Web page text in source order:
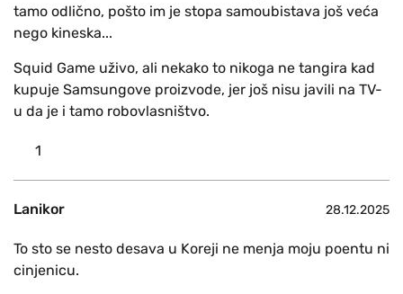
tamo odlično, pošto im je stopa samoubistava još veća
nego kineska...
Squid Game uživo, ali nekako to nikoga ne tangira kad
kupuje Samsungove proizvode, jer još nisu javili na TV-
u da je i tamo robovlasništvo.
1
Lanikor 28.12.2025
To sto se nesto desava u Koreji ne menja moju poentu ni
cinjenicu.